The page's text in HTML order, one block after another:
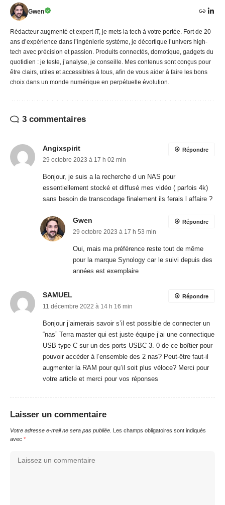
Gwen
Rédacteur augmenté et expert IT, je mets la tech à votre portée. Fort de 20
ans d’expérience dans l’ingénierie système, je décortique l’univers high-
tech avec précision et passion. Produits connectés, domotique, gadgets du
quotidien : je teste, j’analyse, je conseille. Mes contenus sont conçus pour
être clairs, utiles et accessibles à tous, afin de vous aider à faire les bons
choix dans un monde numérique en perpétuelle évolution.
3 commentaires
Angixspirit
29 octobre 2023 à 17 h 02 min
Bonjour, je suis a la recherche d un NAS pour
essentiellement stocké et diffusé mes vidéo ( parfois 4k)
sans besoin de transcodage finalement ils ferais l affaire ?
Répondre
Gwen
29 octobre 2023 à 17 h 53 min
Oui, mais ma préférence reste tout de même
pour la marque Synology car le suivi depuis des
années est exemplaire
Répondre
SAMUEL
11 décembre 2022 à 14 h 16 min
Bonjour j’aimerais savoir s’il est possible de connecter un
“nas” Terra master qui est juste équipe j’ai une connectique
USB type C sur un des ports USBC 3. 0 de ce boîtier pour
pouvoir accéder à l’ensemble des 2 nas? Peut-être faut-il
augmenter la RAM pour qu’il soit plus véloce? Merci pour
votre article et merci pour vos réponses
Répondre
Laisser un commentaire
Votre adresse e-mail ne sera pas publiée. Les champs obligatoires sont indiqués
avec *